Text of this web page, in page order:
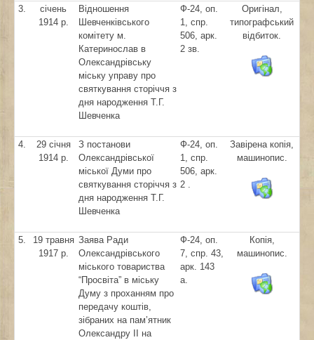
3.
січень
1914 р.
Відношення
Шевченківського
комітету м.
Катеринослав в
Олександрівську
міську управу про
святкування сторіччя з
дня народження Т.Г.
Шевченка
Ф-24, оп.
1, спр.
506, арк.
2 зв.
Оригінал,
типографський
відбиток.
4.
29 січня
1914 р.
З постанови
Олександрівської
міської Думи про
святкування сторіччя з
дня народження Т.Г.
Шевченка
Ф-24, оп.
1, спр.
506, арк.
2 .
Завірена копія,
машинопис.
5.
19 травня
1917 р.
Заява Ради
Олександрівського
міського товариства
“Просвіта” в міську
Думу з проханням про
передачу коштів,
зібраних на пам’ятник
Олександру ІІ на
Ф-24, оп.
7, спр. 43,
арк. 143
а.
Копія,
машинопис.